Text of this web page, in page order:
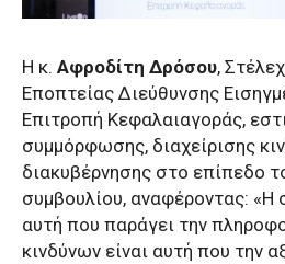
Η κ. Αφροδίτη Δρόσου,
Εποπτείας Διεύθυνσης
Επιτροπή Κεφαλαιαγοράς,
συμμόρφωσης, διαχείρισης
διακυβέρνησης στο επίπεδο
συμβουλίου, αναφέροντας: «Η
αυτή που παράγει την
κινδύνων είναι αυτή που την